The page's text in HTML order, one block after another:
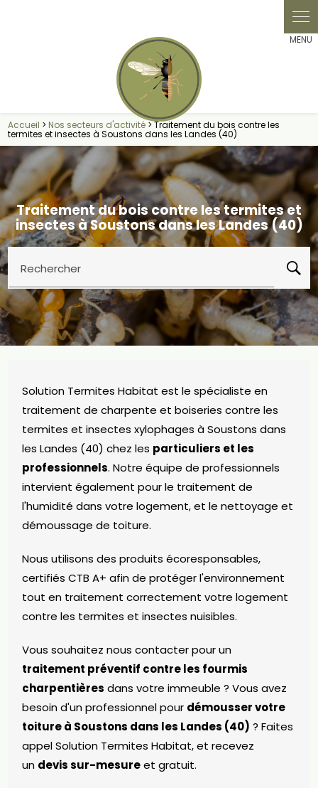
Accueil >Nos secteurs d'activité > Traitement du bois contre les
termites et insectes à Soustons dans les Landes (40)
Traitement du bois contre les termites et
insectes à Soustons dans les Landes (40)
Rechercher
Solution Termites Habitat est le spécialiste en
traitement de charpente et boiseries contre les
termites et insectes xylophages à Soustons dans
les Landes (40) chez les particuliers et les
professionnels. Notre équipe de professionnels
intervient également pour le traitement de
l'humidité dans votre logement, et le nettoyage et
démoussage de toiture.
Nous utilisons des produits écoresponsables,
certifiés CTB A+ afin de protéger l'environnement
tout en traitement correctement votre logement
contre les termites et insectes nuisibles.
Vous souhaitez nous contacter pour un
traitement préventif contre les fourmis
charpentières dans votre immeuble ? Vous avez
besoin d'un professionnel pour démousser votre
toiture à Soustons dans les Landes (40) ? Faites
appel Solution Termites Habitat, et recevez
un devis sur-mesureet gratuit.